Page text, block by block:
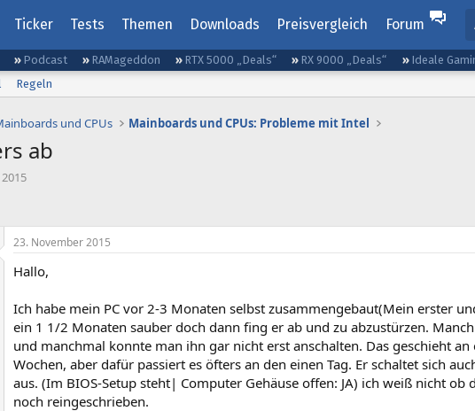
Ticker Tests Themen Downloads Preisvergleich Forum
Podcast RAMageddon RTX 5000 „Deals“ RX 9000 „Deals“ Ideale
Regeln
und CPUs Mainboards und CPUs: Probleme mit Intel
ab
23. November 2015
Hallo,
Ich habe mein PC vor 2-3 Monaten selbst zusammengebaut(Mein erster
ein 1 1/2 Monaten sauber doch dann fing er ab und zu abzustürzen.
und manchmal konnte man ihn gar nicht erst anschalten. Das geschieht
Wochen, aber dafür passiert es öfters an den einen Tag. Er schaltet sich
aus. (Im BIOS-Setup steht| Computer Gehäuse offen: JA) ich weiß nicht ob
noch reingeschrieben.